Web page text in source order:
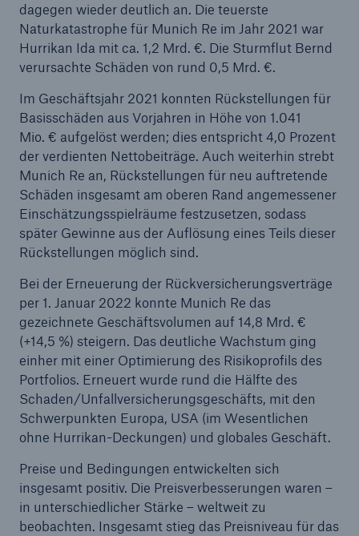
dagegen wieder deutlich an. Die teuerste
Naturkatastrophe für Munich Re im Jahr 2021 war
Hurrikan Ida mit ca. 1,2 Mrd. €. Die Sturmflut Bernd
verursachte Schäden von rund 0,5 Mrd. €.
Im Geschäftsjahr 2021 konnten Rückstellungen für
Basisschäden aus Vorjahren in Höhe von 1.041
Mio. € aufgelöst werden; dies entspricht 4,0 Prozent
der verdienten Nettobeiträge. Auch weiterhin strebt
Munich Re an, Rückstellungen für neu auftretende
Schäden insgesamt am oberen Rand angemessener
Einschätzungsspielräume festzusetzen, sodass
später Gewinne aus der Auflösung eines Teils dieser
Rückstellungen möglich sind.
Bei der Erneuerung der Rückversicherungsverträge
per 1. Januar 2022 konnte Munich Re das
gezeichnete Geschäftsvolumen auf 14,8 Mrd. €
(+14,5 %) steigern. Das deutliche Wachstum ging
einher mit einer Optimierung des Risikoprofils des
Portfolios. Erneuert wurde rund die Hälfte des
Schaden/Unfallversicherungsgeschäfts, mit den
Schwerpunkten Europa, USA (im Wesentlichen
ohne Hurrikan-Deckungen) und globales Geschäft.
Preise und Bedingungen entwickelten sich
insgesamt positiv. Die Preisverbesserungen waren –
in unterschiedlicher Stärke – weltweit zu
beobachten. Insgesamt stieg das Preisniveau für das
Quartalsmitteilung 1/2022
CertAI: Neuer Prüfservice von Munich Re für
vertrauenswürdige Künstliche Intelligenz
Munich Re übertrifft Gewinnziel
Hauptversammlung beschließt Erhöhung der
Dividende auf 11 € je Aktie
Munich Re beschließt Aktienrückkauf und erhöht
die Dividende deutlich
Naturkatastrophen-Bilanz 2021
Munich Re erweitert Vorstand